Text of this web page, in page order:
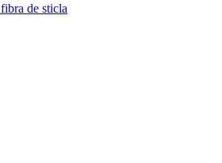
de sticla